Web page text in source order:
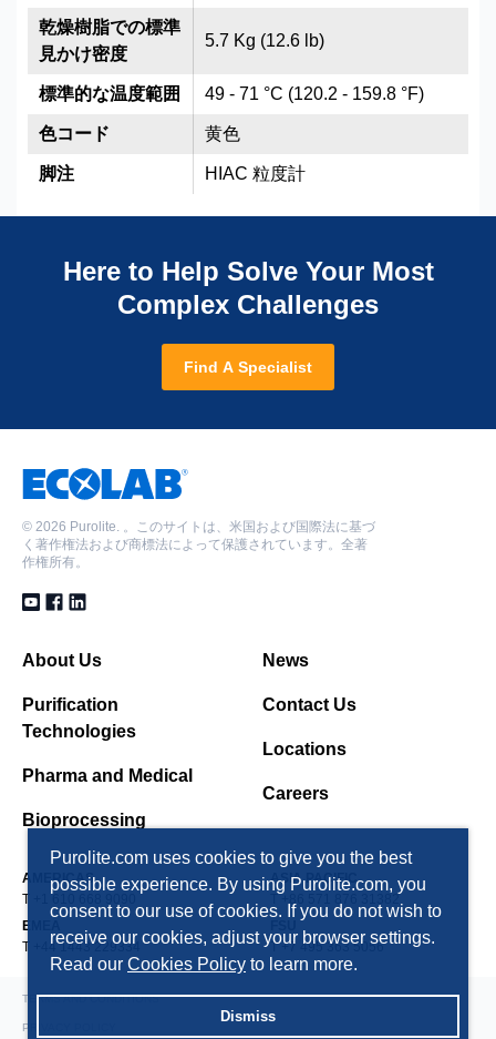
5.7 Kg (12.6 lb)
49 - 71 °C (120.2 - 159.8 °F)
黄色
HIAC 粒度計
乾燥樹脂での標準
見かけ密度
標準的な温度範囲
色コード
脚注
Purolite.com uses cookies to give you the best
possible experience. By using Purolite.com, you
consent to our use of cookies. If you do not wish to
receive our cookies, adjust your browser settings.
Read our Cookies Policy to learn more.
Dismiss
Here to Help Solve Your Most
Complex Challenges
Find A Specialist
© 2026 Purolite. 。このサイトは、米国および国際法に基づ
く著作権法および商標法によって保護されています。全著
作権所有。
About Us
Purification
Technologies
Pharma and Medical
Bioprocessing
News
Contact Us
Locations
Careers
AMERICAS
T +1 610 668 9090
ASIA PACIFIC
EMEA
T +44 1443 229334
T +7 495 363 5056
TERMS AND CONDITIONS
PRIVACY POLICY